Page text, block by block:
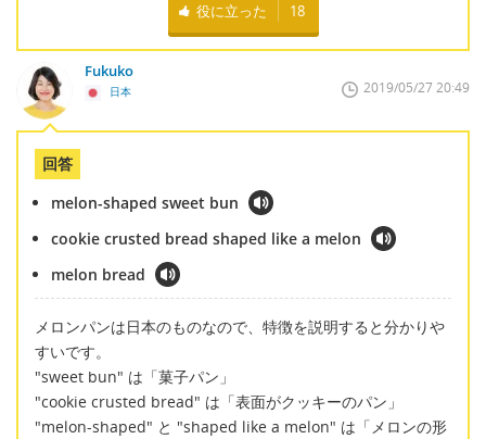
役に立った 18
Fukuko
日本 2019/05/27 20:49
回答
melon-shaped sweet bun
cookie crusted bread shaped like a melon
melon bread
メロンパンは日本のものなので、特徴を説明すると分かりや
すいです。
"sweet bun" は「菓子パン」
"cookie crusted bread" は「表面がクッキーのパン」
"melon-shaped" と "shaped like a melon" は「メロンの形